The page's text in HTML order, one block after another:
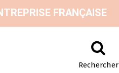
FRANÇAISE
Rechercher